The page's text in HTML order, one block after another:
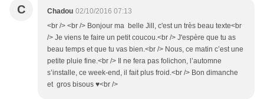
C Chadou 02/10/2016 07:13
<br /> <br /> Bonjour ma belle Jill, c'est un très beau texte<br
/> Je viens te faire un petit coucou.<br /> J'espère que tu as
beau temps et que tu vas bien.<br /> Nous, ce matin c’est une
petite pluie fine.<br /> Il ne fera pas folichon, l’automne
s’installe, ce week-end, il fait plus froid.<br /> Bon dimanche
et gros bisous ♥<br />